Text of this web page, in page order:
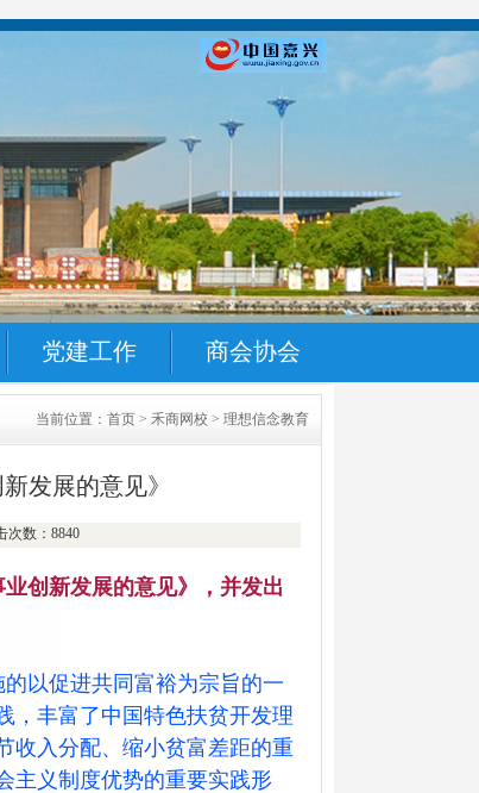
党建工作 商会协会
当前位置：首页 > 禾商网校 > 理想信念教育
发展的意见》
数：8840
创新发展的意见》，并发出
以促进共同富裕为宗旨的一
，丰富了中国特色扶贫开发理
收入分配、缩小贫富差距的重
主义制度优势的重要实践形